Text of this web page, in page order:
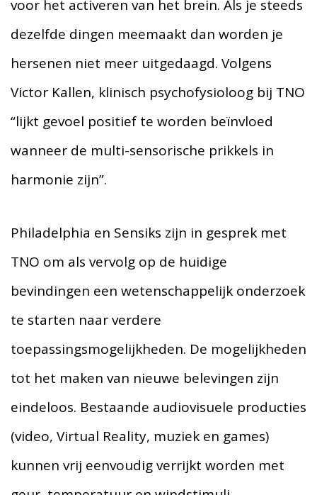
voor het activeren van het brein. Als je steeds
dezelfde dingen meemaakt dan worden je
hersenen niet meer uitgedaagd. Volgens
Victor Kallen, klinisch psychofysioloog bij TNO
“lijkt gevoel positief te worden beïnvloed
wanneer de multi-sensorische prikkels in
harmonie zijn”.
Philadelphia en Sensiks zijn in gesprek met
TNO om als vervolg op de huidige
bevindingen een wetenschappelijk onderzoek
te starten naar verdere
toepassingsmogelijkheden. De mogelijkheden
tot het maken van nieuwe belevingen zijn
eindeloos. Bestaande audiovisuele producties
(video, Virtual Reality, muziek en games)
kunnen vrij eenvoudig verrijkt worden met